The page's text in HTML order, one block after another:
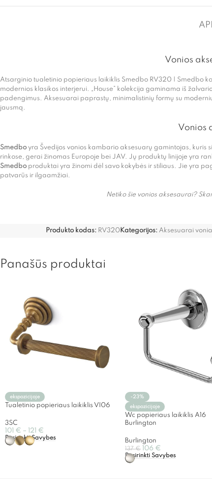
Vonios
Atsarginio tualetinio popieriaus laikiklis Smedbo RV320 | Smedbo
modernios klasikos interjerui. „House” kolekcija gaminama iš
padengimus. Aksesuarai paprastų, minimalistinių formų su
jausmą.
Vonios
Smedbo yra Švedijos vonios kambario aksesuarų gamintojas, kuris
rinkose, gerai žinomas Europoje bei JAV. Jų produktų linijoje yra
Smedbo produktai yra žinomi dėl savo kokybės ir stiliaus. Jie yra
patvarūs ir ilgaamžiai.
Netiko šie vonios aksesaurai?
Produkto kodas: RV320 Kategorijos: Aksesuarai
Panašūs produktai
ekspozicijoje
Tualetinio popieriaus laikiklis VI06
3SC
101 € – 121 €
Pasirinkti Savybes
-23%
ekspozicijoje
Wc popieriaus laikiklis A16
Burlington
Burlington
137€ 106 €
Pasirinkti Savybes